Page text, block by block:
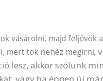
vásárolni, majd feljövök
mert tök nehéz megírni,
lesz, akkor szólunk